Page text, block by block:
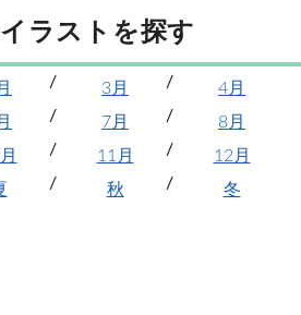
ラストを探す
3月
4月
7月
8月
11月
12月
秋 冬